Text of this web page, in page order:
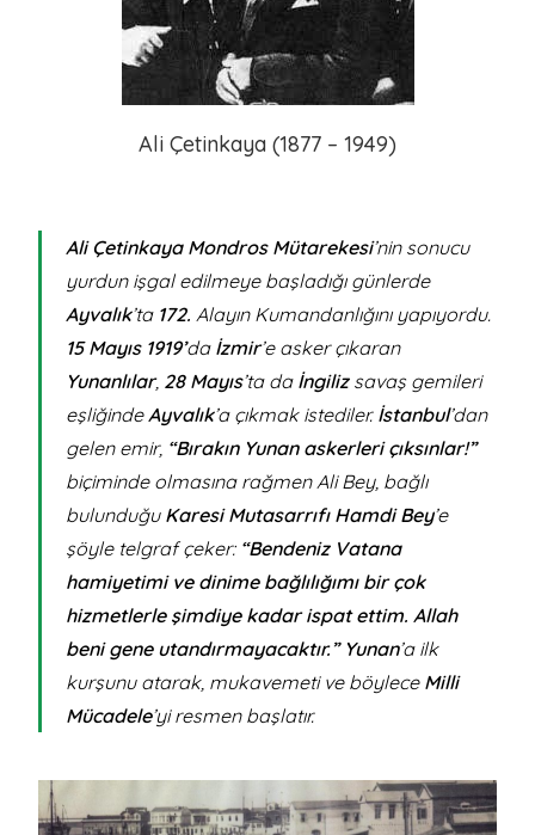
Ali Çetinkaya (1877 – 1949)
Ali Çetinkaya Mondros Mütarekesi’nin sonucu
yurdun işgal edilmeye başladığı günlerde
Ayvalık’ta 172. Alayın Kumandanlığını yapıyordu.
15 Mayıs 1919’da İzmir’e asker çıkaran
Yunanlılar, 28 Mayıs’ta da İngilizsavaş gemileri
eşliğindeAyvalık’a çıkmak istediler. İstanbul’dan
gelen emir, “Bırakın Yunan askerleri çıksınlar!”
biçiminde olmasına rağmen Ali Bey, bağlı
bulunduğu Karesi Mutasarrıfı Hamdi Bey’e
şöyle telgraf çeker: “Bendeniz Vatana
hamiyetimi ve dinime bağlılığımı bir çok
hizmetlerle şimdiye kadar ispat ettim. Allah
beni gene utandırmayacaktır.” Yunan’a ilk
kurşunu atarak, mukavemeti ve böylece Milli
Mücadele’yi resmen başlatır.